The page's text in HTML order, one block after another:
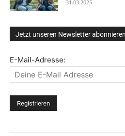
31.03.2025
Jetzt unseren Newsletter
E-Mail-Adresse: